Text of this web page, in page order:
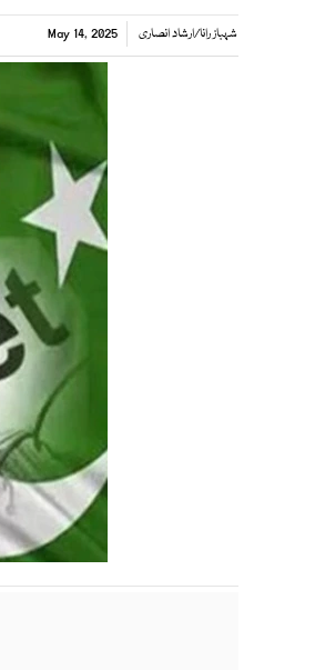
شہباز رانا/ارشاد انصاری May 14, 2025